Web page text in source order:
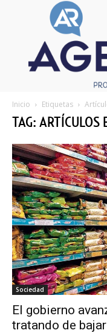
Inicio Etiquetas
TAG: ARTÍCULOS
Sociedad
El gobierno
tratando de